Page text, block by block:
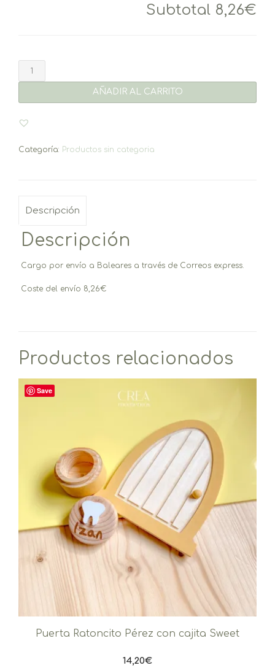
Subtotal 8,26€
Baleares
AÑADIR AL CARRITO
Categoría: Productos sin categoria
Descripción
Descripción
Cargo por envío a Baleares a través de Correos express.
Coste del envío 8,26€
Productos relacionados
Save
Puerta Ratoncito Pérez con cajita Sweet
14,20€